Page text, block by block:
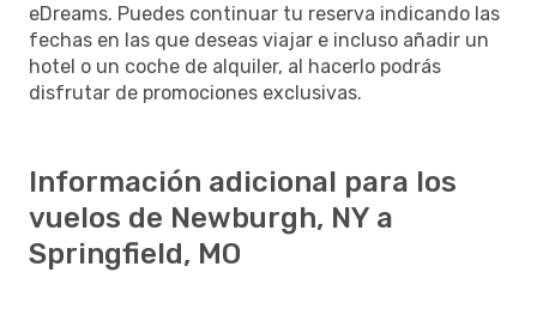
eDreams. Puedes continuar tu reserva indicando las
fechas en las que deseas viajar e incluso añadir un
hotel o un coche de alquiler, al hacerlo podrás
disfrutar de promociones exclusivas.
Información adicional para los
vuelos de Newburgh, NY a
Springfield, MO